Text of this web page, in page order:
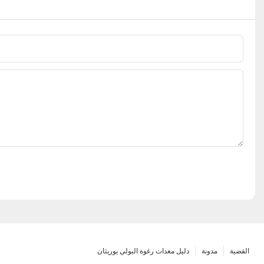
القضية مدونة دليل معدات رغوة البولي يوريثان